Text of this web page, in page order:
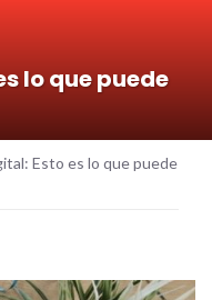
lo que puede
Esto es lo que puede